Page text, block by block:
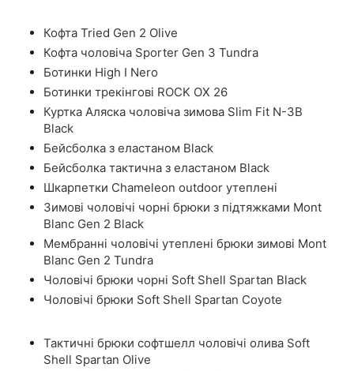
Кофта Tried Gen 2 Olive
Кофта чоловіча Sporter Gen 3 Tundra
Ботинки High I Nero
Ботинки трекінгові ROCK OX 26
Куртка Аляска чоловіча зимова Slim Fit N-3B
Black
Бейсболка з еластаном Black
Бейсболка тактична з еластаном Black
Шкарпетки Chameleon outdoor утеплені
Зимові чоловічі чорні брюки з підтяжками Mont
Blanc Gen 2 Black
Мембранні чоловічі утеплені брюки зимові Mont
Blanc Gen 2 Tundra
Чоловічі брюки чорні Soft Shell Spartan Black
Чоловічі брюки Soft Shell Spartan Coyote
Тактичні брюки софтшелл чоловічі олива Soft
Shell Spartan Olive